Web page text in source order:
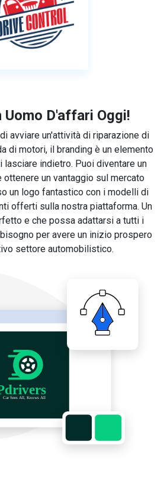
Uomo D'affari Oggi!
avviare un'attività di riparazione di
di motori, il branding è un elemento
lasciare indietro. Puoi diventare un
un vantaggio sul mercato
un logo fantastico con i modelli di
offerti sulla nostra piattaforma. Un
e che possa adattarsi a tutti i
per avere un inizio prospero
settore automobilistico.